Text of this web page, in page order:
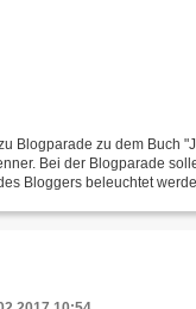
Blogparade zu dem Buch
Bei der Blogparade
Bloggers beleuchtet